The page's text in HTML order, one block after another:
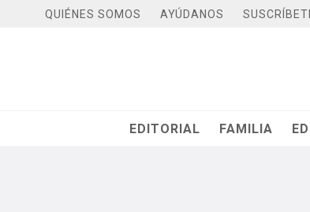
QUIÉNES SOMOS AYÚDANOS
EDITORIAL FAMILIA